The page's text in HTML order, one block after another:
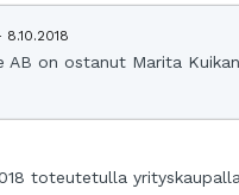
8.10.2018
on ostanut Marita
toteutetulla